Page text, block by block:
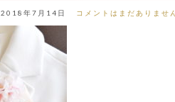
2018年7月14日 コメントはまだありません